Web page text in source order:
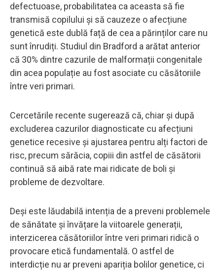
defectuoase, probabilitatea ca aceasta să fie
transmisă copilului și să cauzeze o afecțiune
genetică este dublă față de cea a părinților care nu
sunt înrudiți. Studiul din Bradford a arătat anterior
că 30% dintre cazurile de malformații congenitale
din acea populație au fost asociate cu căsătoriile
între veri primari.
Cercetările recente sugerează că, chiar și după
excluderea cazurilor diagnosticate cu afecțiuni
genetice recesive și ajustarea pentru alți factori de
risc, precum sărăcia, copiii din astfel de căsătorii
continuă să aibă rate mai ridicate de boli și
probleme de dezvoltare.
Deși este lăudabilă intenția de a preveni problemele
de sănătate și învățare la viitoarele generații,
interzicerea căsătoriilor între veri primari ridică o
provocare etică fundamentală. O astfel de
interdicție nu ar preveni apariția bolilor genetice, ci